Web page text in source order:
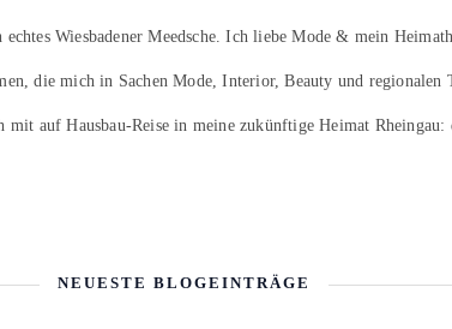
Wiesbadener Meedsche. Ich liebe Mode & mein
die mich in Sachen Mode, Interior, Beauty und regionalen
mit auf Hausbau-Reise in meine zukünftige Heimat
NEUESTE BLOGEINTRÄGE